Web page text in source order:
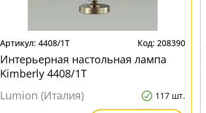
4408/1T 208390
Интерьерная настольная лампа
Kimberly 4408/1T
Lumion (Италия)
117 шт.